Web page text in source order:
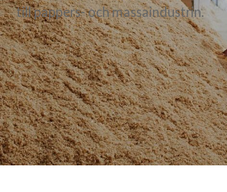
till pappers- och massaindustrin.